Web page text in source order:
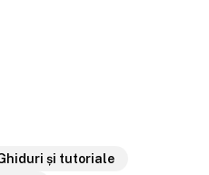
și tutoriale